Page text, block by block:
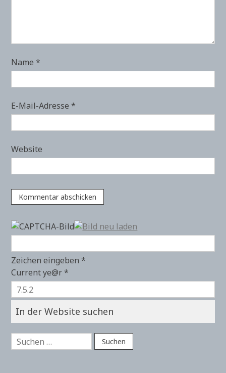
Name*
E-Mail-Adresse*
Website
Zeichen eingeben*
Current ye@r*
In der Website suchen
Suchen
nach: